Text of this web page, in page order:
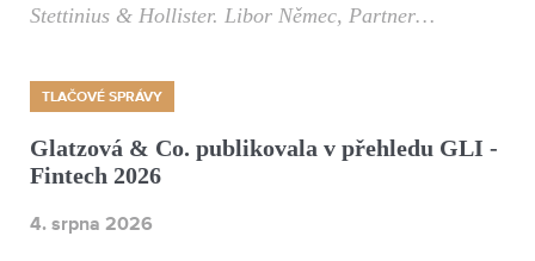
Stettinius & Hollister. Libor Němec, Partner…
TLAČOVÉ SPRÁVY
Glatzová & Co. publikovala v přehledu GLI -
Fintech 2026
4. srpna 2026